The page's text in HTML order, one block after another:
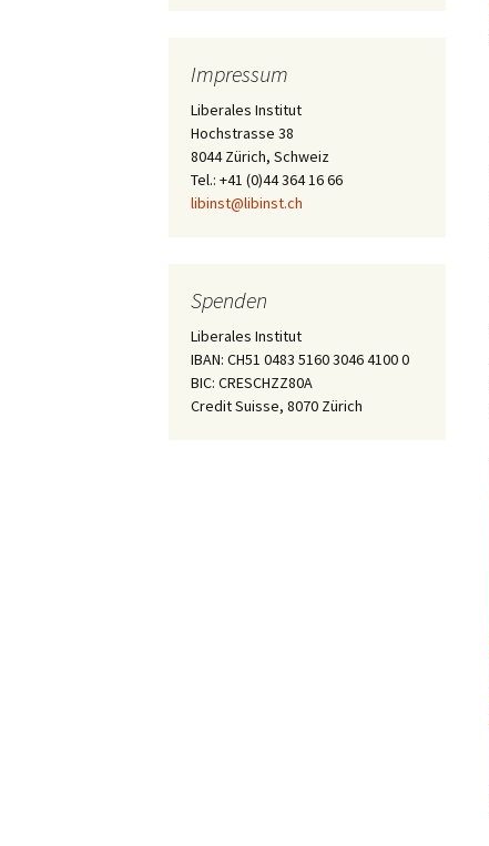
Impressum
Liberales Institut
Hochstrasse 38
8044 Zürich, Schweiz
Tel.: +41 (0)44 364 16 66
libinst@libinst.ch
Spenden
Liberales Institut
IBAN: CH51 0483 5160 3046 4100 0
BIC: CRESCHZZ80A
Credit Suisse, 8070 Zürich